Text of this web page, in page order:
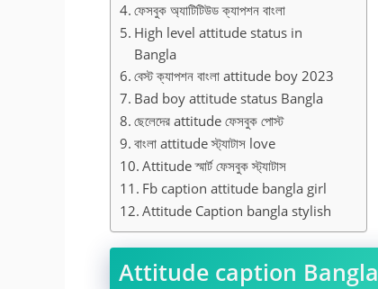
ফেসবুক অ্যাটিটিউড ক্যাপশন বাংলা
High level attitude status in
Bangla
বেস্ট ক্যাপশন বাংলা attitude boy 2023
Bad boy attitude status Bangla
ছেলেদের attitude ফেসবুক পোস্ট
বাংলা attitude স্ট্যাটাস love
Attitude স্মার্ট ফেসবুক স্ট্যাটাস
Fb caption attitude bangla girl
Attitude Caption bangla stylish
Attitude caption Bangla